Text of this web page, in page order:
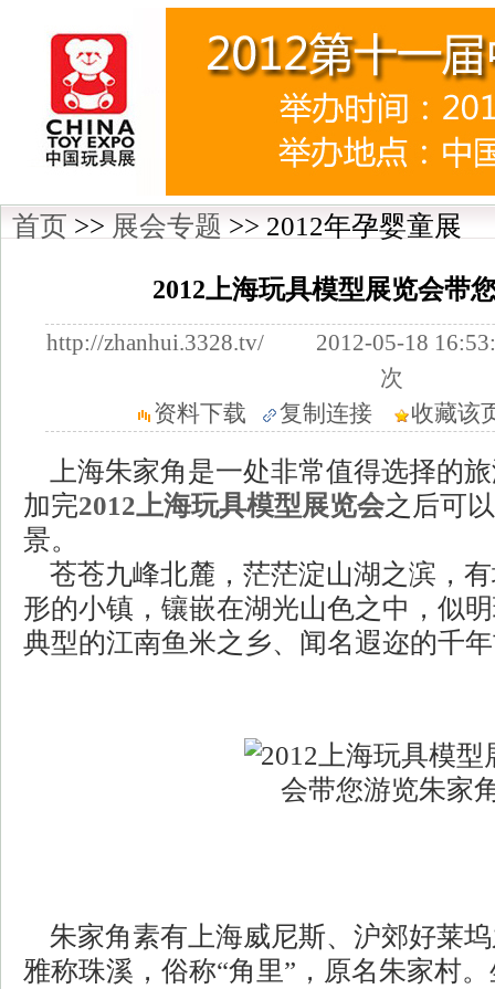
不能再单纯地销售产品,而要向增强服务转型,毕竟母婴产品比较特殊。”
妇幼广场
首页 >> 展会专题 >> 2012年孕婴童展
2012上海玩具模型展览会带
http://zhanhui.3328.tv/ 2012-05-18
次
资料下载
复制连接 收藏该
上海朱家角是一处非常值得选择的
加完2012上海玩具模型展览会之后可
景。
苍苍九峰北麓，茫茫淀山湖之滨，
形的小镇，镶嵌在湖光山色之中，似
典型的江南鱼米之乡、闻名遐迩的千
朱家角素有上海威尼斯、沪郊好莱
雅称珠溪，俗称“角里”，原名朱家村